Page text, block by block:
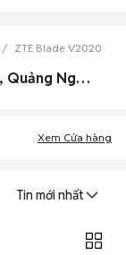
ZTE Blade V2020 5G
0 Zte Blade V2020 5g cũ Huyện Lý Sơn, Quảng Ngãi đẹp
Xem Cửa hàng
Tin mới nhất